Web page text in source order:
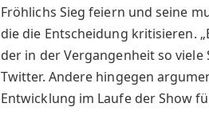
Fröhlichs Sieg feiern und seine
die die Entscheidung kritisieren.
der in der Vergangenheit so
Twitter. Andere hingegen
Entwicklung im Laufe der Show